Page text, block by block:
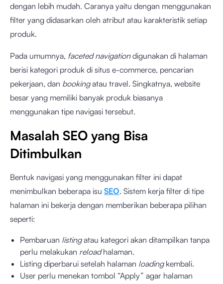
dengan lebih mudah. Caranya yaitu dengan menggunakan
filter yang didasarkan oleh atribut atau karakteristik setiap
produk.
Pada umumnya, faceted navigationdigunakan di halaman
berisi kategori produk di situs e-commerce, pencarian
pekerjaan, dan bookingatau travel. Singkatnya, website
besar yang memiliki banyak produk biasanya
menggunakan tipe navigasi tersebut.
Masalah SEO yang Bisa
Ditimbulkan
Bentuk navigasi yang menggunakan filter ini dapat
menimbulkan beberapa isu SEO. Sistem kerja filter di tipe
halaman ini bekerja dengan memberikan beberapa pilihan
seperti:
Pembaruan listingatau kategori akan ditampilkan tanpa
perlu melakukan reloadhalaman.
Listing diperbarui setelah halaman loadingkembali.
User perlu menekan tombol “Apply” agar halaman